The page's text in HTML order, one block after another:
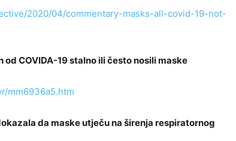
2020/04/commentary-masks-all-covid-19-not-
COVIDA-19 stalno ili često nosili maske
mm6936a5.htm
da maske utječu na širenja respiratornog